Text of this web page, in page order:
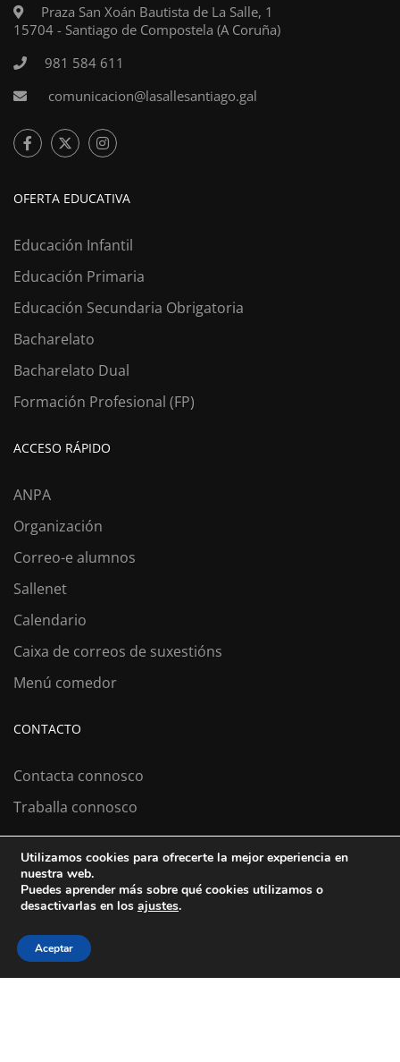
Praza San Xoán Bautista de La Salle, 1
15704 - Santiago de Compostela (A Coruña)
981 584 611
comunicacion@lasallesantiago.gal
OFERTA EDUCATIVA
Educación Infantil
Educación Primaria
Educación Secundaria Obrigatoria
Bacharelato
Bacharelato Dual
Formación Profesional (FP)
ACCESO RÁPIDO
ANPA
Organización
Correo-e alumnos
Sallenet
Calendario
Caixa de correos de suxestións
Menú comedor
CONTACTO
Contacta connosco
Traballa connosco
Colexio La Salle Santiago
Aviso Legal
Política de cookies
Política de privacidad
Utilizamos cookies para ofrecerte la mejor experiencia en
nuestra web.
Puedes aprender más sobre qué cookies utilizamos o
desactivarlas en los ajustes.
Aceptar